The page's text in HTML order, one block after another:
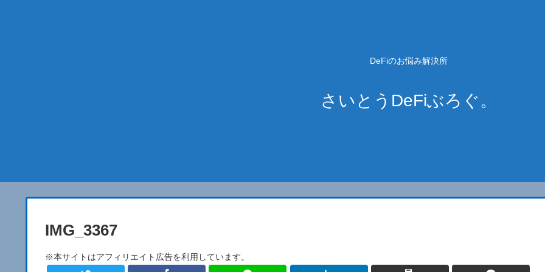
DeFiのお悩み解決所
さいとうDeFiぶろぐ。
IMG_3367
※本サイトはアフィリエイト広告を利用しています。